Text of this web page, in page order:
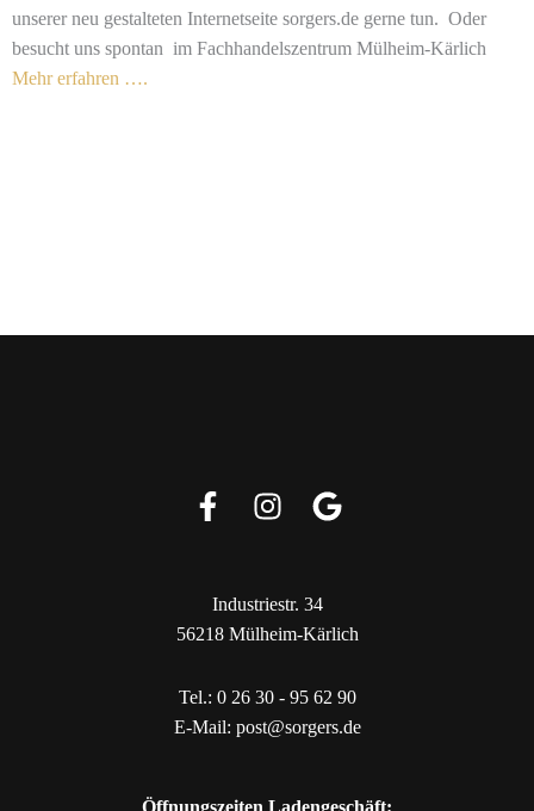
unserer neu gestalteten Internetseite sorgers.de gerne tun. Oder
besucht uns spontan im Fachhandelszentrum Mülheim-Kärlich
Mehr erfahren ….
Industriestr. 34
56218 Mülheim-Kärlich
Tel.: 0 26 30 - 95 62 90
E-Mail: post@sorgers.de
Öffnungszeiten Ladengeschäft: